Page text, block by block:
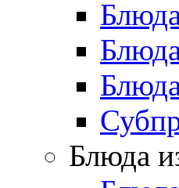
Блюда